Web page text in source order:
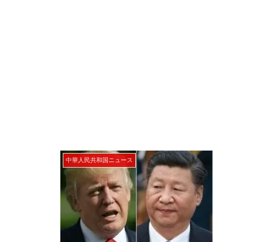
中華人民共和国ニュース